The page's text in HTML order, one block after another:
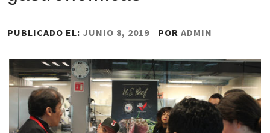
PUBLICADO EL: JUNIO 8, 2019 POR ADMIN